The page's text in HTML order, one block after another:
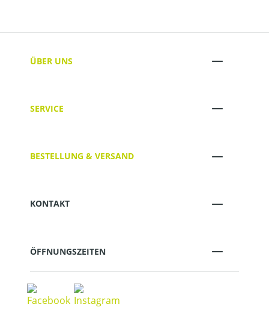
ÜBER UNS
SERVICE
BESTELLUNG & VERSAND
KONTAKT
ÖFFNUNGSZEITEN